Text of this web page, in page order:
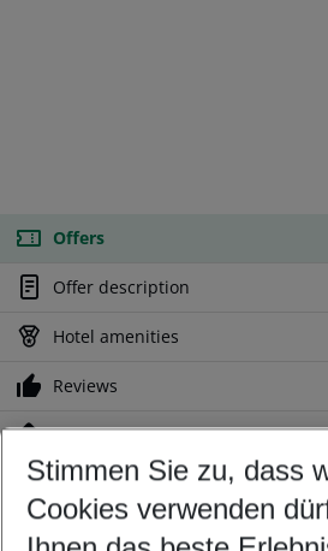
Offers
Offer description
Hotel amenities
Reviews
Location
Customize your offer
Find the perfect deal which suits your
Stimmen Sie zu, dass
Cookies verwenden